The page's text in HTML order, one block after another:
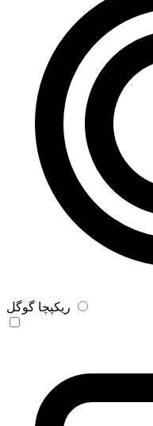
ریکپچا گوگل